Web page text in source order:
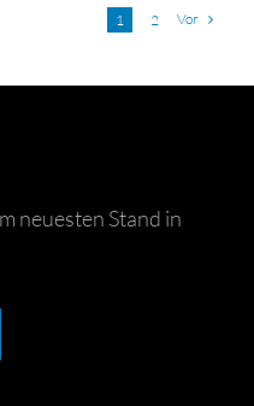
1 2 Vor
neuesten Stand in